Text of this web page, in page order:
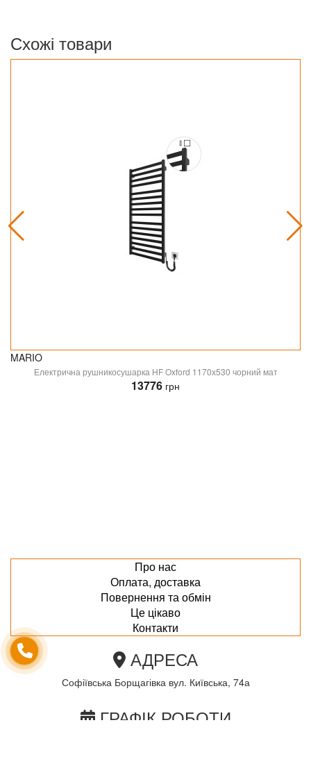
Схожі товари
MARIO
Електрична рушникосушарка HF Oxford 1170х530 чорний мат
13776 грн
Про нас
Оплата, доставка
Повернення та обмін
Це цікаво
Контакти
АДРЕСА
Софіївська Борщагівка вул. Київська, 74а
ГРАФІК РОБОТИ